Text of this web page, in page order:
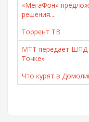
«МегаФон»
решения...
Торрент ТВ
МТТ передает ШПД
Точке»
Что курят в